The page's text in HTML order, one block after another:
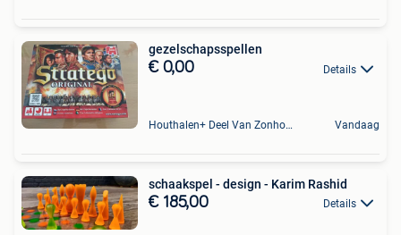
gezelschapsspellen
€ 0,00 Details
Houthalen+ Deel Van Zonhoven En Zolder Vandaag
schaakspel - design - Karim Rashid
€ 185,00 Details